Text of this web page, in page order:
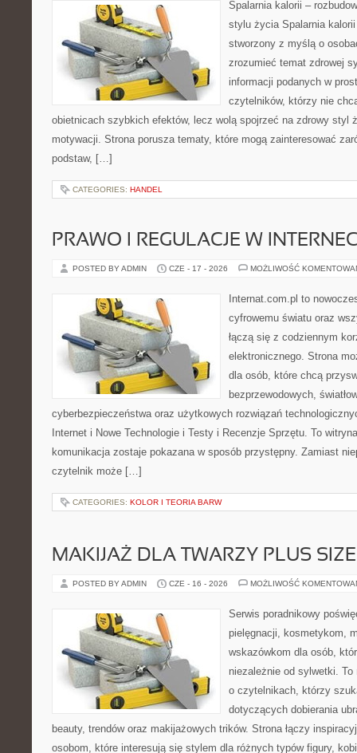
Spalarnia kalorii –
stylu życia Spalarnia
stworzony z myślą o
zrozumieć temat zdrowej
informacji podanych w
czytelników, którzy nie
obietnicach szybkich efektów, lecz wolą spojrzeć na zdrowy styl
motywacji. Strona porusza tematy, które mogą zainteresować
podstaw, […]
CATEGORIES: HANDEL
PRAWO I REGULACJE W
POSTED BY ADMIN CZE - 17 - 2026 MOŻLIWOŚĆ
Internat.com.pl to
cyfrowemu światu oraz
łączą się z codziennym
elektronicznego. Strona
dla osób, które chcą
bezprzewodowych,
cyberbezpieczeństwa oraz użytkowych rozwiązań
Internet i Nowe Technologie i Testy i Recenzje Sprzętu. To
komunikacja zostaje pokazana w sposób przystępny. Zamiast
czytelnik może […]
CATEGORIES: KOLOR I TEORIA BARW
MAKIJAŻ DLA TWARZY PLUS SIZE
POSTED BY ADMIN CZE - 16 - 2026 MOŻLIWOŚĆ
Serwis poradnikowy
pielęgnacji, kosmetykom,
wskazówkom dla osób,
niezależnie od sylwetki.
o czytelnikach, którzy
dotyczących dobierania
beauty, trendów oraz makijażowych trików. Strona łączy
osobom, które interesują się stylem dla różnych typów figury,